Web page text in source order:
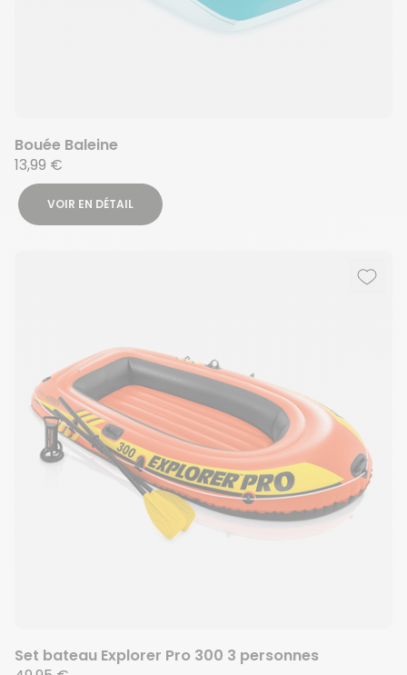
Bouée Baleine
13,99 €
VOIR EN DÉTAIL
Set bateau Explorer Pro 300 3 personnes